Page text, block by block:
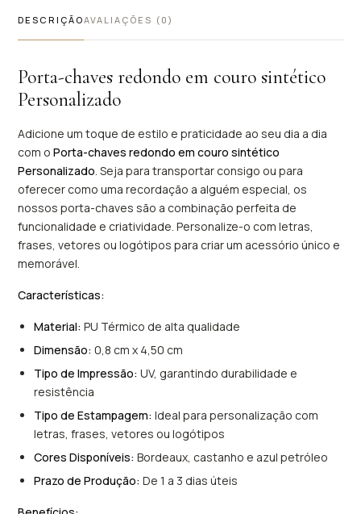
DESCRIÇÃOAVALIAÇÕES (0)
Porta-chaves redondo em couro sintético
Personalizado
Adicione um toque de estilo e praticidade ao seu dia a dia
com oPorta-chaves redondo em couro sintético
Personalizado. Seja para transportar consigo ou para
oferecer como uma recordação a alguém especial, os
nossos porta-chaves são a combinação perfeita de
funcionalidade e criatividade. Personalize-o com letras,
frases, vetores ou logótipos para criar um acessório único e
memorável.
Características:
Material: PU Térmico de alta qualidade
Dimensão: 0,8 cm x 4,50 cm
Tipo de Impressão: UV, garantindo durabilidade e
resistência
Tipo de Estampagem: Ideal para personalização com
letras, frases, vetores ou logótipos
Cores Disponíveis: Bordeaux, castanho e azul petróleo
Prazo de Produção: De 1 a 3 dias úteis